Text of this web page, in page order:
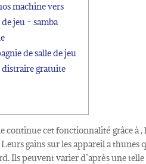
machine vers
jeu – samba
de salle de jeu
gratuite
continue cet fonctionnalité grâce à
gains sur les appareil a
Ils peuvent varier d’après une